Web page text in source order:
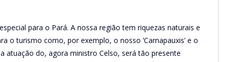
para o Pará. A nossa região tem riquezas naturais e
o turismo como, por exemplo, o nosso ‘Carnapauxis’ e o
atuação do, agora ministro Celso, será tão presente